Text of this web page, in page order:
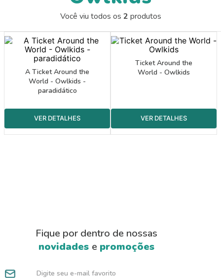
Você viu todos os 2 produtos
A Ticket Around the
World - Owlkids -
paradidático
Ticket Around the
World - Owlkids
Fique por dentro de nossas
novidades e promoções